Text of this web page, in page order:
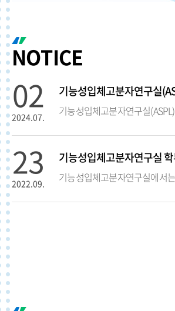
NOTICE
02
2024.07.
기능성입체고분자연구실
기능성입체고분자연구실
23
2022.09.
기능성입체고분자연구실
기능성입체고분자연구실에서